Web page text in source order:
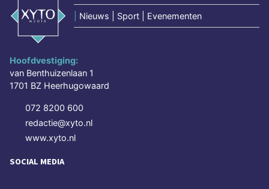
Nieuws | Sport | Evenementen
Hoofdvestiging:
van Benthuizenlaan 1
1701 BZ Heerhugowaard
072 8200 600
redactie@xyto.nl
www.xyto.nl
SOCIAL MEDIA